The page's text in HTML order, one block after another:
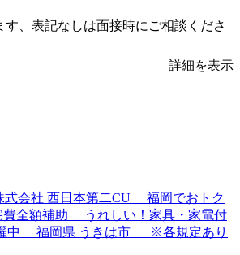
、表記なしは面接時にご相談くださ
詳細を表示